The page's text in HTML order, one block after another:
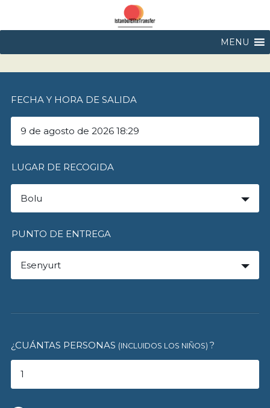
MENU
FECHA Y HORA DE SALIDA
LUGAR DE RECOGIDA
Bolu
PUNTO DE ENTREGA
Esenyurt
¿CUÁNTAS PERSONAS (INCLUIDOS LOS NIÑOS) ?